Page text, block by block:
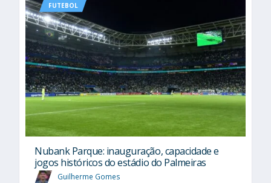
FUTEBOL
Nubank Parque: inauguração, capacidade e
jogos históricos do estádio do Palmeiras
Guilherme Gomes